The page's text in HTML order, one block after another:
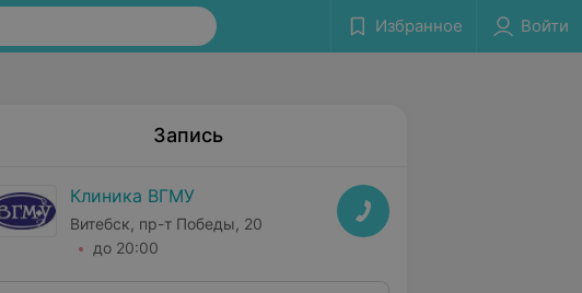
Избранное Войти
Запись
Клиника ВГМУ
Витебск, пр-т Победы, 20
до 20:00